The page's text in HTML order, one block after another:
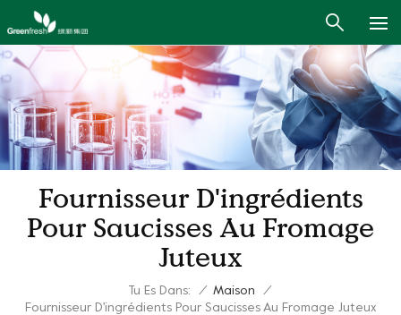
Fournisseur D'ingrédients
Pour Saucisses Au Fromage
Juteux
Tu Es Dans: / Maison
/
Fournisseur D'ingrédients Pour Saucisses Au Fromage Juteux